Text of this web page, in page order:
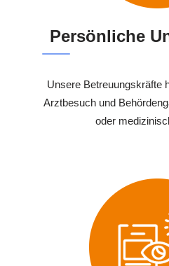
Persönliche
Unsere Betreuungskräfte
Arztbesuch und
oder